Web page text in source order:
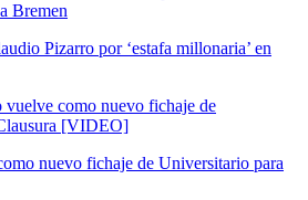
Pizarro por ‘estafa millonaria’ en
nuevo fichaje de Universitario para